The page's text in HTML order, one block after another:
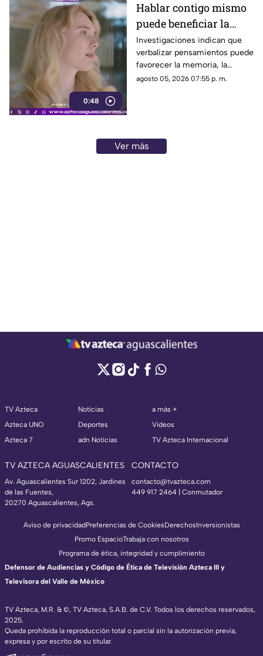
0:48
Hablar contigo mismo
puede beneficiar la
concentración y la
memoria
Investigaciones indican que
verbalizar pensamientos puede
favorecer la memoria, la
planificación y el manejo de
agosto 05, 2026 07:55 p. m.
Ver más
TV Azteca
Azteca UNO
Azteca 7
Noticias
Deportes
adn Noticias
a más +
Videos
TV Azteca Internacional
TV AZTECA AGUASCALIENTES
Av. Aguascalientes Sur 1202, Jardines
de las Fuentes,
20270 Aguascalientes, Ags.
CONTACTO
contacto@tvazteca.com
449 917 2464 | Conmutador
TV Azteca, M.R. & ©, TV Azteca, S.A.B. de C.V. Todos los derechos reservados,
2025.
Queda prohibida la reproducción total o parcial sin la autorización previa,
expresa y por escrito de su titular.
Aviso de privacidadPreferencias de CookiesDerechosInversionistas
Promo EspacioTrabaja con nosotros
Programa de ética, integridad y cumplimiento
Defensor de Audiencias y Código de Ética de Televisión Azteca III y
Televisora del Valle de México